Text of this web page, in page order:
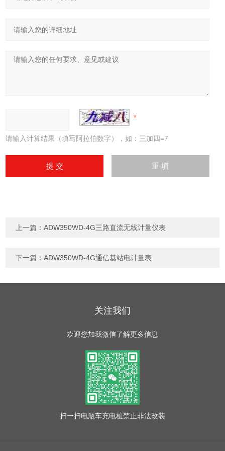
请输入计算结果（填写阿拉伯数字），如：三加四=7
上一篇：ADW350WD-4G三路直流无线计量仪表
下一篇：ADW350WD-4G通信基站电计量表
关注我们
欢迎您加我微信了解更多信息
扫一扫电瓶车充电桩禁止非法改装